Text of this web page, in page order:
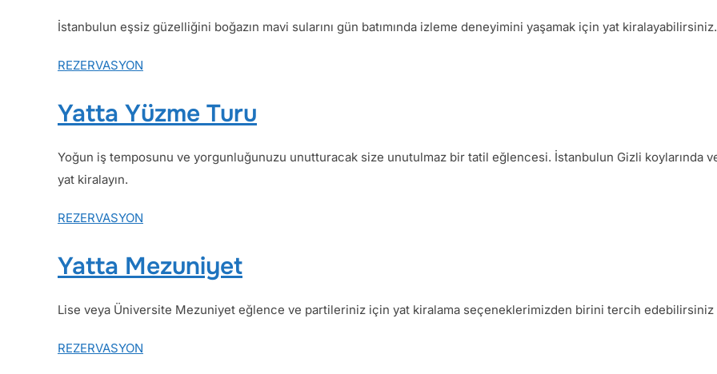
İstanbulun eşsiz güzelliğini boğazın mavi sularını gün batımında izleme deneyimini yaşamak için yat kiralayabilirsiniz.
REZERVASYON
Yatta Yüzme Turu
Yoğun iş temposunu ve yorgunluğunuzu unutturacak size unutulmaz bir tatil eğlencesi. İstanbulun Gizli koylarında
yat kiralayın.
REZERVASYON
Yatta Mezuniyet
Lise veya Üniversite Mezuniyet eğlence ve partileriniz için yat kiralama seçeneklerimizden birini tercih edebilirsiniz
REZERVASYON